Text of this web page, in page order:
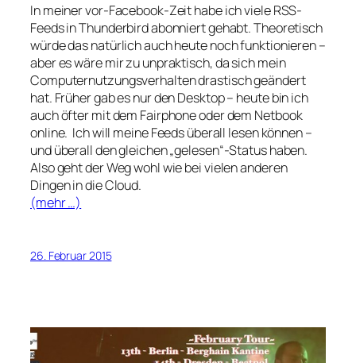
In meiner vor-Facebook-Zeit habe ich viele RSS-
Feeds in Thunderbird abonniert gehabt. Theoretisch
würde das natürlich auch heute noch funktionieren –
aber es wäre mir zu unpraktisch, da sich mein
Computernutzungsverhalten drastisch geändert
hat. Früher gab es nur den Desktop – heute bin ich
auch öfter mit dem Fairphone oder dem Netbook
online. Ich will meine Feeds überall lesen können –
und überall den gleichen „gelesen“-Status haben.
Also geht der Weg wohl wie bei vielen anderen
Dingen in die Cloud.
(mehr …)
26. Februar 2015